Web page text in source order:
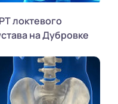
локтевого
на Дубровке